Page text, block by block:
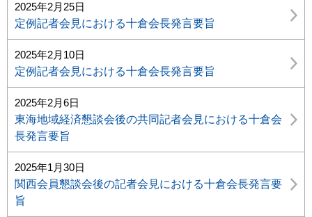
2025年2月25日
定例記者会見における十倉会長発言要旨
2025年2月10日
定例記者会見における十倉会長発言要旨
2025年2月6日
東海地域経済懇談会後の共同記者会見における十倉会
長発言要旨
2025年1月30日
関西会員懇談会後の記者会見における十倉会長発言要
旨